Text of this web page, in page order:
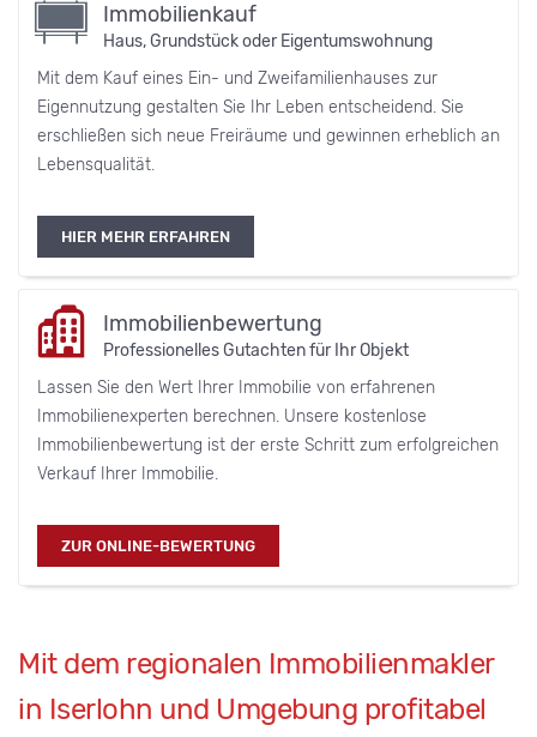
Immobilienkauf
Haus, Grundstück oder Eigentumswohnung
Mit dem Kauf eines Ein- und Zweifamilienhauses zur
Eigennutzung gestalten Sie Ihr Leben entscheidend. Sie
erschließen sich neue Freiräume und gewinnen erheblich an
Lebensqualität.
HIER MEHR ERFAHREN
Immobilienbewertung
Professionelles Gutachten für Ihr Objekt
Lassen Sie den Wert Ihrer Immobilie von erfahrenen
Immobilienexperten berechnen. Unsere kostenlose
Immobilienbewertung ist der erste Schritt zum erfolgreichen
Verkauf Ihrer Immobilie.
ZUR ONLINE-BEWERTUNG
Mit dem regionalen Immobilienmakler
in Iserlohn und Umgebung profitabel